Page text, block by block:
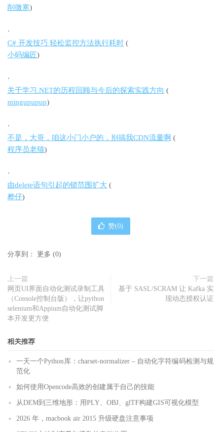
削微寒)
·
C# 开发技巧 轻松监控方法执行耗时 (
小码编匠)
·
关于学习.NET的历程回顾与今后的探索实践方向 (
mingupupup)
·
不是，大哥，咱这小门小户的，别搞我CDN流量啊 (
程序员老猫)
·
由delete语句引起的锁范围扩大 (
桦仔)
赞(0)
分享到： 更多 (0)
上一篇
网页UI界面自动化测试录制工具
（Console控制台版），让python
selenium和Appium自动化测试脚
本开发更方便
下一篇
基于 SASL/SCRAM 让 Kafka 实
现动态授权认证
相关推荐
一天一个Python库：charset-normalizer – 自动化字符编码检测与规
范化
如何使用Opencode高效的创建属于自己的技能
从DEM到三维地形：用PLY、OBJ、glTF构建GIS可视化模型
2026 年，macbook air 2015 升级硬盘注意事项